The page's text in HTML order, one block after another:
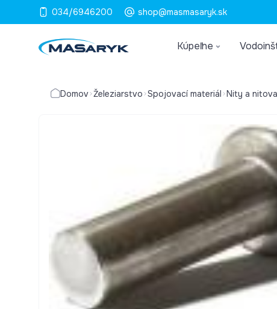
034/6946200 shop@masmasaryk.sk
Kúpeľne
Domov Železiarstvo Spojovací materiál Nity a